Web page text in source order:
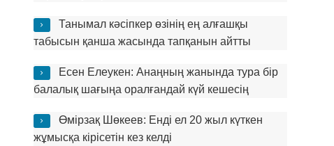
Танымал кәсіпкер өзінің ең алғашқы
табысын қанша жасында тапқанын айтты
Есен Елеукен: Анаңның жанында тура бір
балалық шағыңа оралғандай күй кешесің
Өмірзақ Шөкеев: Енді ел 20 жыл күткен
жұмысқа кірісетін кез келді